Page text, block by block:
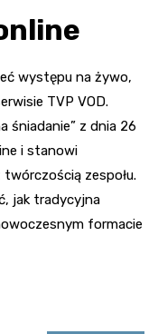
występu na żywo,
TVP VOD.
śniadanie” z dnia 26
i stanowi
twórczością zespołu.
jak tradycyjna
formacie